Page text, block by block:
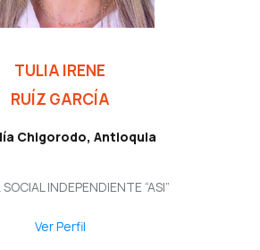
TULIA IRENE
RUÍZ GARCÍA
Chigorodo, Antioquia
INDEPENDIENTE “ASI”
Ver Perfil